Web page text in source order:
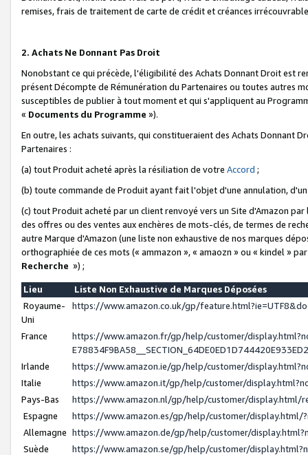
remises, frais de traitement de carte de crédit et créances
2. Achats Ne Donnant Pas Droit
Nonobstant ce qui précède, l'éligibilité des Achats Donnant Droit est
présent Décompte de Rémunération du Partenaires ou toutes autres
susceptibles de publier à tout moment et qui s'appliquent au
« Documents du Programme »).
En outre, les achats suivants, qui constitueraient des Achats Donnant
Partenaires :
(a) tout Produit acheté après la résiliation de votre Accord ;
(b) toute commande de Produit ayant fait l'objet d'une annulation,
(c) tout Produit acheté par un client renvoyé vers un Site d'Amazon
des offres ou des ventes aux enchères de mots-clés, de termes de
autre Marque d'Amazon (une liste non exhaustive de nos marques
orthographiée de ces mots (« ammazon », « amaozn » ou « kindel »
Recherche ») ;
Lieu
Liste Non Exhaustive de Marques Déposées
Royaume-
Uni
https://www.amazon.co.uk/gp/
France
https://www.amazon.fr/gp/help/customer/
Irlande
https://www.amazon.ie/gp/help/customer/
Italie
https://www.amazon.it/gp/help/customer/
Pays-Bas
https://www.amazon.nl/gp/help/customer/display.html/
Espagne
https://www.amazon.es/gp/help/customer/display.html/
Allemagne https://www.amazon.de/gp/help/customer/
Suède
https://www.amazon.se/gp/help/customer/